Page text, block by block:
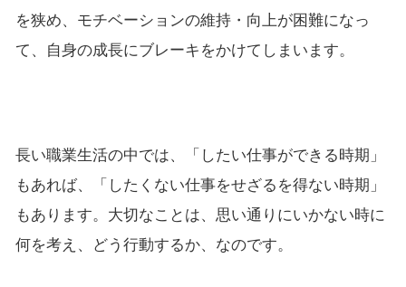
を狭め、モチベーションの維持・向上が困難になっ
て、自身の成長にブレーキをかけてしまいます。
長い職業生活の中では、「したい仕事ができる時期」
もあれば、「したくない仕事をせざるを得ない時期」
もあります。大切なことは、思い通りにいかない時に
何を考え、どう行動するか、なのです。